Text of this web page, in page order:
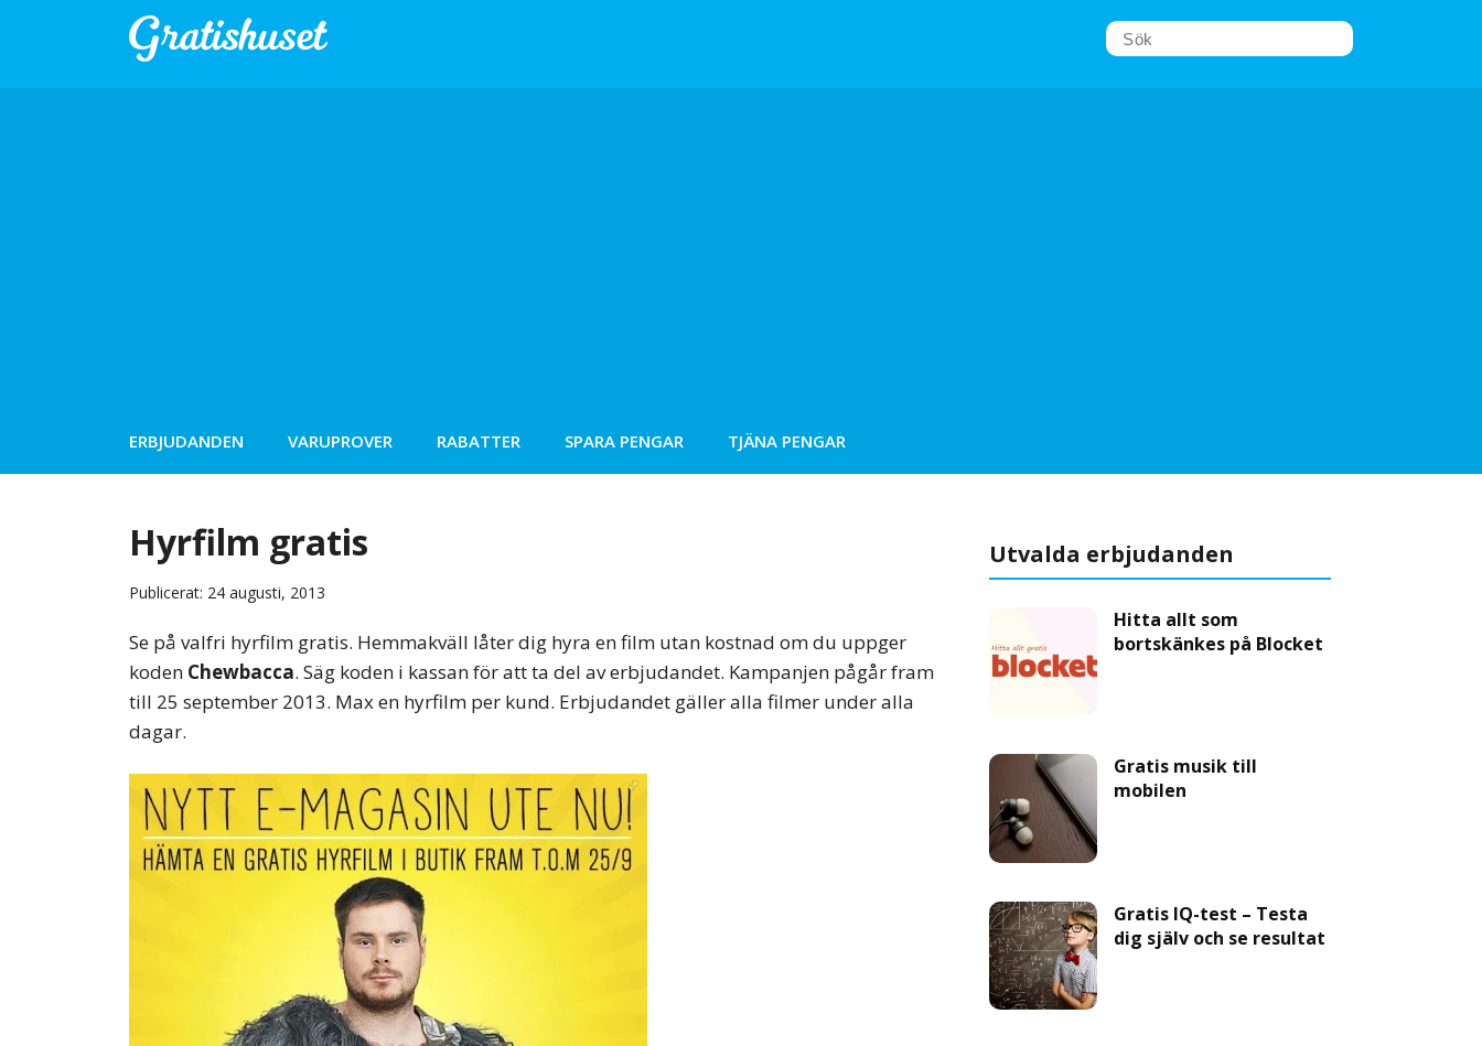
ERBJUDANDEN VARUPROVER RABATTER SPARA PENGAR TJÄNA PENGAR
Hyrfilm gratis
Publicerat: 24 augusti, 2013
Se på valfri hyrfilm gratis. Hemmakväll låter dig hyra en film utan kostnad om du uppger
koden Chewbacca. Säg koden i kassan för att ta del av erbjudandet. Kampanjen pågår fram
till 25 september 2013. Max en hyrfilm per kund. Erbjudandet gäller alla filmer under alla
dagar.
Utvalda erbjudanden
Hitta allt som
bortskänkes på Blocket
Gratis musik till
mobilen
Gratis IQ-test – Testa
dig själv och se resultat